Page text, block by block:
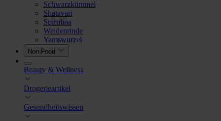
Schwarzkümmel
Shatavari
Spirulina
Weidenrinde
Yamswurzel
Non-Food
Beauty & Wellness
Drogerieartikel
Gesundheitswissen